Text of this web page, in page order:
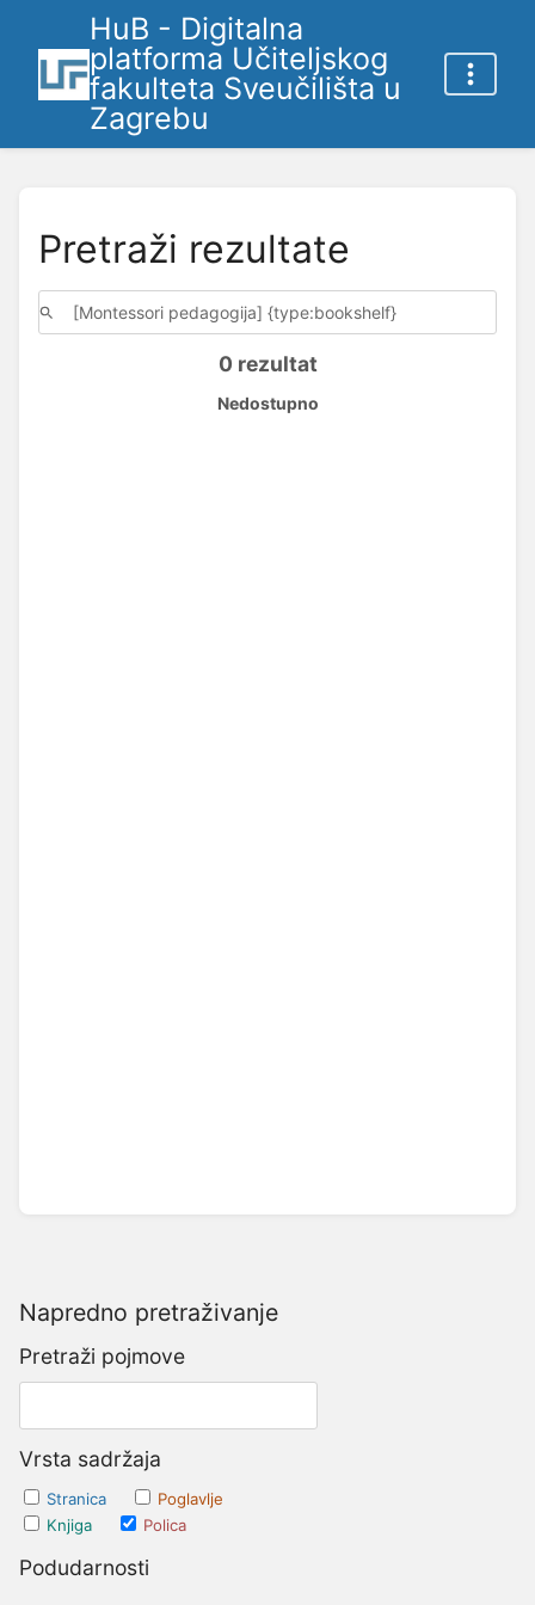
HuB - Digitalna
platforma Učiteljskog
fakulteta Sveučilišta u
Zagrebu
Napredno pretraživanje
Pretraži pojmove
Vrsta sadržaja
Stranica
Poglavlje
Knjiga
Polica
Podudarnosti
Pretraži rezultate
0 rezultat
Nedostupno